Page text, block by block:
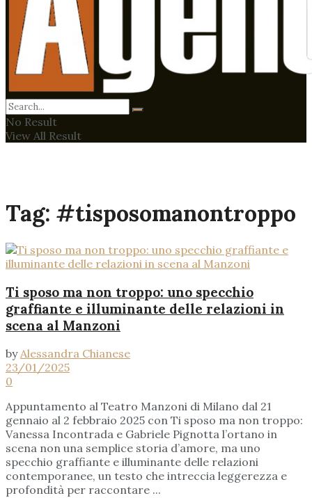
No Result
View All Result
Tag: #tisposomanontroppo
Ti sposo ma non troppo: uno specchio
graffiante e illuminante delle relazioni in
scena al Manzoni
by Alessandra Chianese
23/01/2025
0
Appuntamento al Teatro Manzoni di Milano dal 21
gennaio al 2 febbraio 2025 con Ti sposo ma non troppo:
Vanessa Incontrada e Gabriele Pignotta l’ortano in
scena non una semplice storia d’amore, ma uno
specchio graffiante e illuminante delle relazioni
contemporanee, un testo che intreccia leggerezza e
profondità per raccontare ...